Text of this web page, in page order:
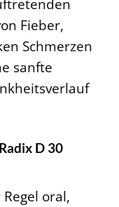
Fieber,
Schmerzen
sanfte
D 30
oral,